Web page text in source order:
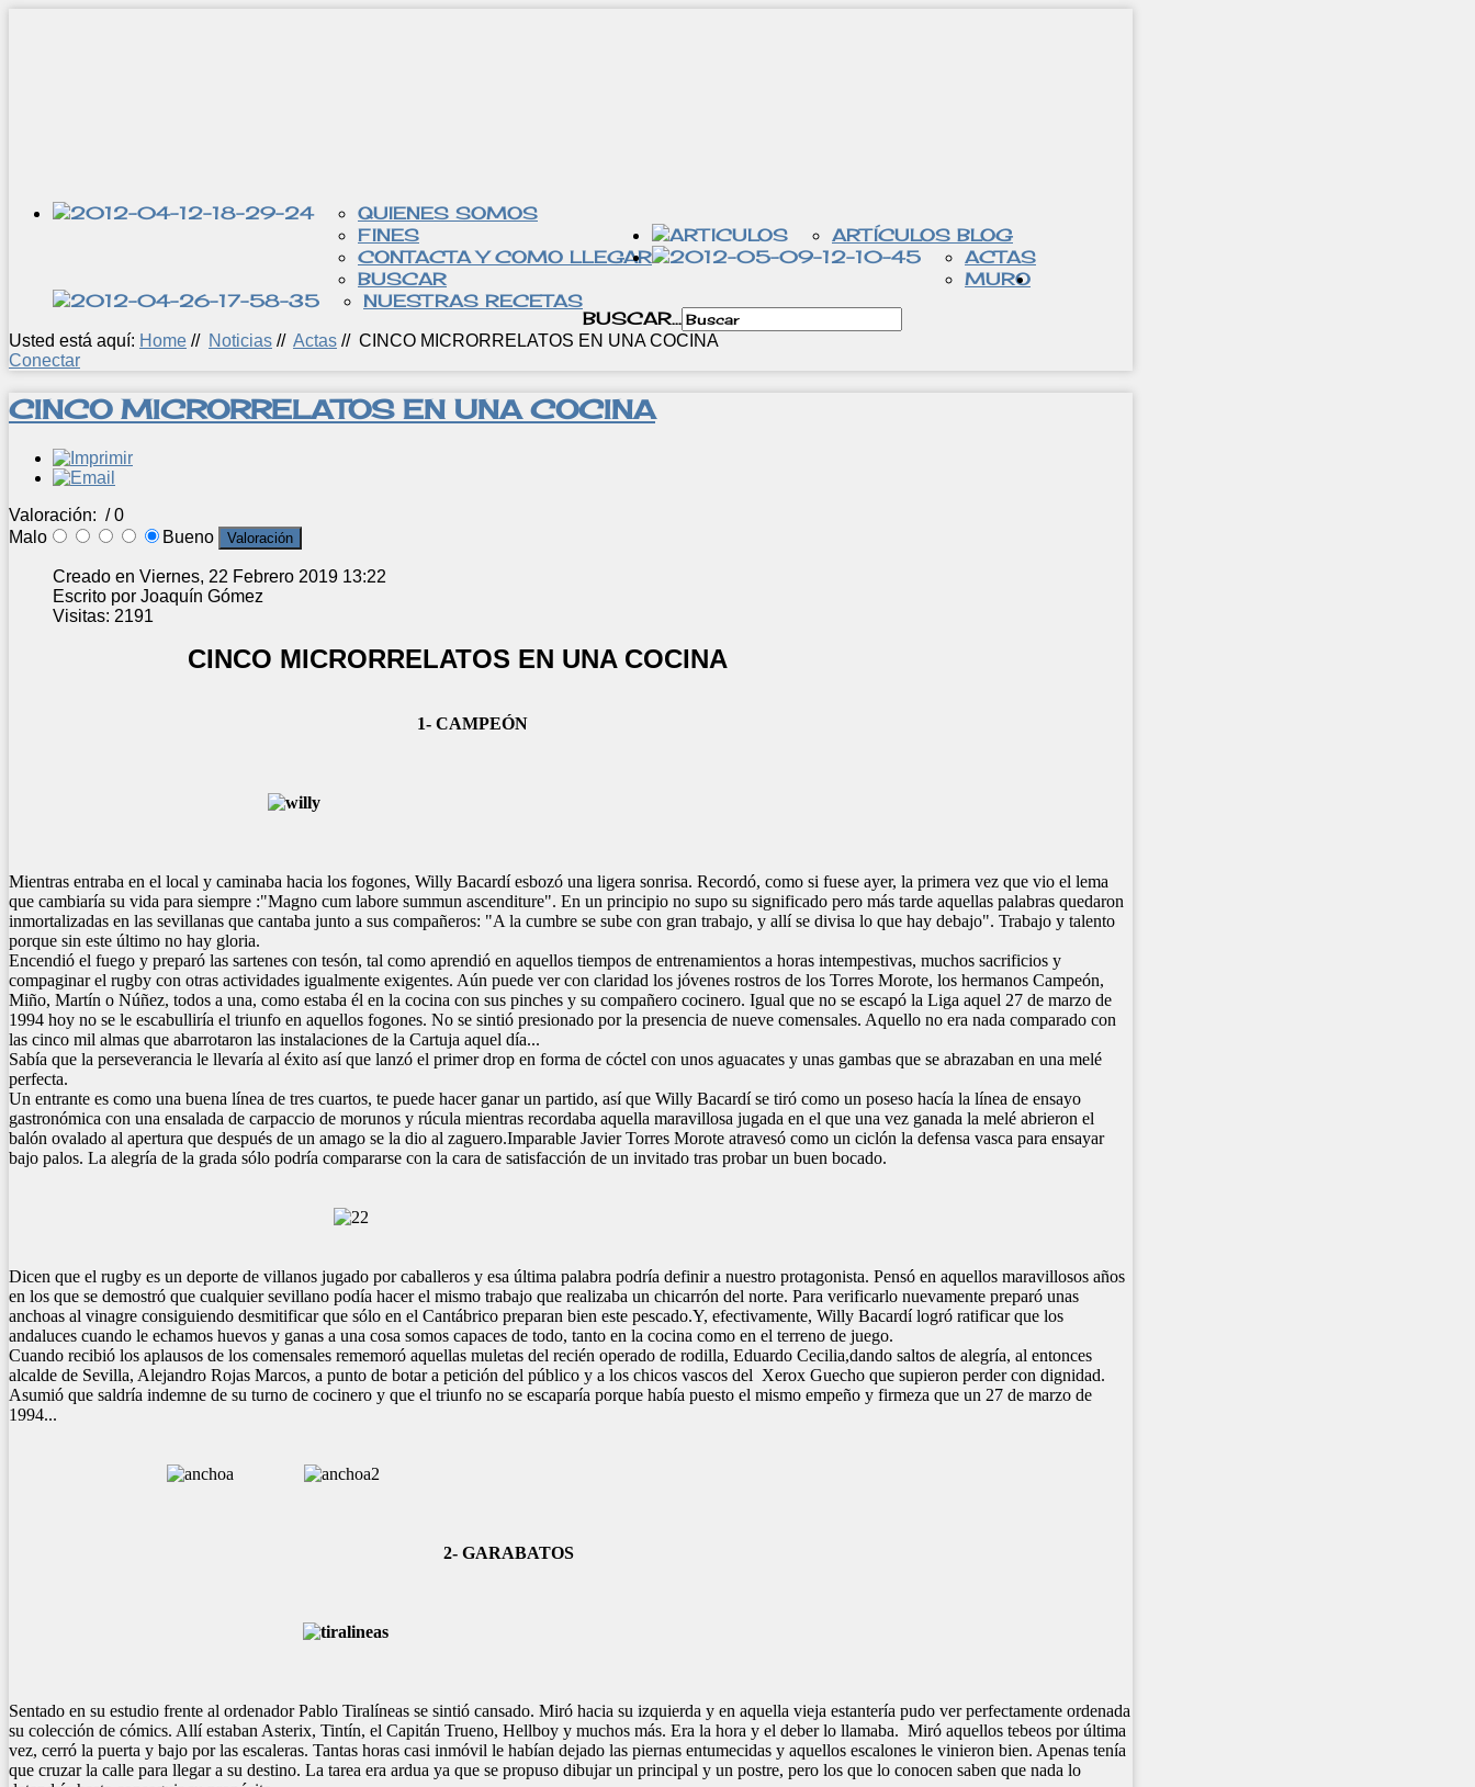
QUIENES SOMOS
FINES
CONTACTA Y COMO LLEGAR
BUSCAR
ARTÍCULOS BLOG
ACTAS
MURO
NUESTRAS RECETAS
BUSCAR...
Usted está aquí: Home // Noticias // Actas // CINCO MICRORRELATOS EN UNA COCINA
Conectar
CINCO MICRORRELATOS EN UNA COCINA
Valoración: / 0
Malo
Bueno
Creado en Viernes, 22 Febrero 2019 13:22
Escrito por Joaquín Gómez
Visitas: 2191
CINCO MICRORRELATOS EN UNA COCINA
1- CAMPEÓN
Mientras entraba en el local y caminaba hacia los fogones, Willy Bacardí esbozó una ligera sonrisa. Recordó, como si fuese ayer, la primera vez que vio el lema
que cambiaría su vida para siempre :"Magno cum labore summun ascenditure". En un principio no supo su significado pero más tarde aquellas palabras quedaron
inmortalizadas en las sevillanas que cantaba junto a sus compañeros: "A la cumbre se sube con gran trabajo, y allí se divisa lo que hay debajo". Trabajo y talento
porque sin este último no hay gloria.
Encendió el fuego y preparó las sartenes con tesón, tal como aprendió en aquellos tiempos de entrenamientos a horas intempestivas, muchos sacrificios y
compaginar el rugby con otras actividades igualmente exigentes. Aún puede ver con claridad los jóvenes rostros de los Torres Morote, los hermanos Campeón,
Miño, Martín o Núñez, todos a una, como estaba él en la cocina con sus pinches y su compañero cocinero. Igual que no se escapó la Liga aquel 27 de marzo de
1994 hoy no se le escabulliría el triunfo en aquellos fogones. No se sintió presionado por la presencia de nueve comensales. Aquello no era nada comparado con
las cinco mil almas que abarrotaron las instalaciones de la Cartuja aquel día...
Sabía que la perseverancia le llevaría al éxito así que lanzó el primer drop en forma de cóctel con unos aguacates y unas gambas que se abrazaban en una melé
perfecta.
Un entrante es como una buena línea de tres cuartos, te puede hacer ganar un partido, así que Willy Bacardí se tiró como un poseso hacía la línea de ensayo
gastronómica con una ensalada de carpaccio de morunos y rúcula mientras recordaba aquella maravillosa jugada en el que una vez ganada la melé abrieron el
balón ovalado al apertura que después de un amago se la dio al zaguero.Imparable Javier Torres Morote atravesó como un ciclón la defensa vasca para ensayar
bajo palos. La alegría de la grada sólo podría compararse con la cara de satisfacción de un invitado tras probar un buen bocado.
Dicen que el rugby es un deporte de villanos jugado por caballeros y esa última palabra podría definir a nuestro protagonista. Pensó en aquellos maravillosos años
en los que se demostró que cualquier sevillano podía hacer el mismo trabajo que realizaba un chicarrón del norte. Para verificarlo nuevamente preparó unas
anchoas al vinagre consiguiendo desmitificar que sólo en el Cantábrico preparan bien este pescado.Y, efectivamente, Willy Bacardí logró ratificar que los
andaluces cuando le echamos huevos y ganas a una cosa somos capaces de todo, tanto en la cocina como en el terreno de juego.
Cuando recibió los aplausos de los comensales rememoró aquellas muletas del recién operado de rodilla, Eduardo Cecilia,dando saltos de alegría, al entonces
alcalde de Sevilla, Alejandro Rojas Marcos, a punto de botar a petición del público y a los chicos vascos del Xerox Guecho que supieron perder con dignidad.
Asumió que saldría indemne de su turno de cocinero y que el triunfo no se escaparía porque había puesto el mismo empeño y firmeza que un 27 de marzo de
1994...
2- GARABATOS
Sentado en su estudio frente al ordenador Pablo Tiralíneas se sintió cansado. Miró hacia su izquierda y en aquella vieja estantería pudo ver perfectamente ordenada
su colección de cómics. Allí estaban Asterix, Tintín, el Capitán Trueno, Hellboy y muchos más. Era la hora y el deber lo llamaba. Miró aquellos tebeos por última
vez, cerró la puerta y bajo por las escaleras. Tantas horas casi inmóvil le habían dejado las piernas entumecidas y aquellos escalones le vinieron bien. Apenas tenía
que cruzar la calle para llegar a su destino. La tarea era ardua ya que se propuso dibujar un principal y un postre, pero los que lo conocen saben que nada lo